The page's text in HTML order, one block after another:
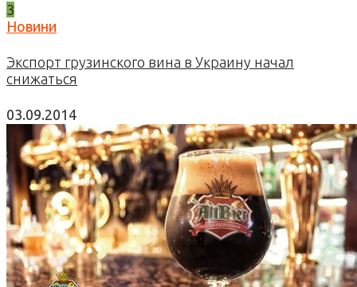
3
Новини
Экспорт грузинского вина в Украину начал
снижаться
03.09.2014